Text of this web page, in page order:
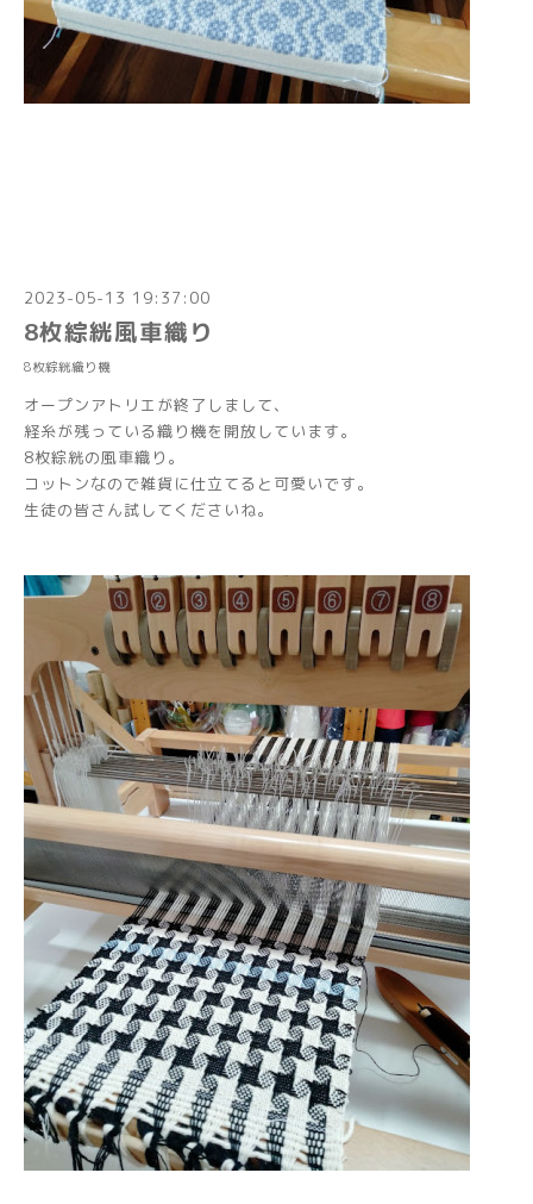
2023-05-13 19:37:00
8枚綜絖風車織り
8枚綜絖織り機
オープンアトリエが終了しまして、
経糸が残っている織り機を開放しています。
8枚綜絖の風車織り。
コットンなので雑貨に仕立てると可愛いです。
生徒の皆さん試してくださいね。